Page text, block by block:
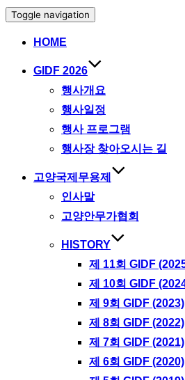
Toggle navigation
HOME
GIDF 2026
행사개요
행사일정
행사 프로그램
행사장 찾아오시는 길
고양국제무용제
인사말
고양안무가협회
HISTORY
제 11회 GIDF
제 10회 GIDF
제 9회 GIDF (2023)
제 8회 GIDF (2022)
제 7회 GIDF (2021)
제 6회 GIDF (2020)